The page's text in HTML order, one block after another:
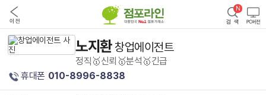
노지환창업에이전트
정직🥇신뢰🥇분석🥇긴급
휴대폰 010-8996-8838